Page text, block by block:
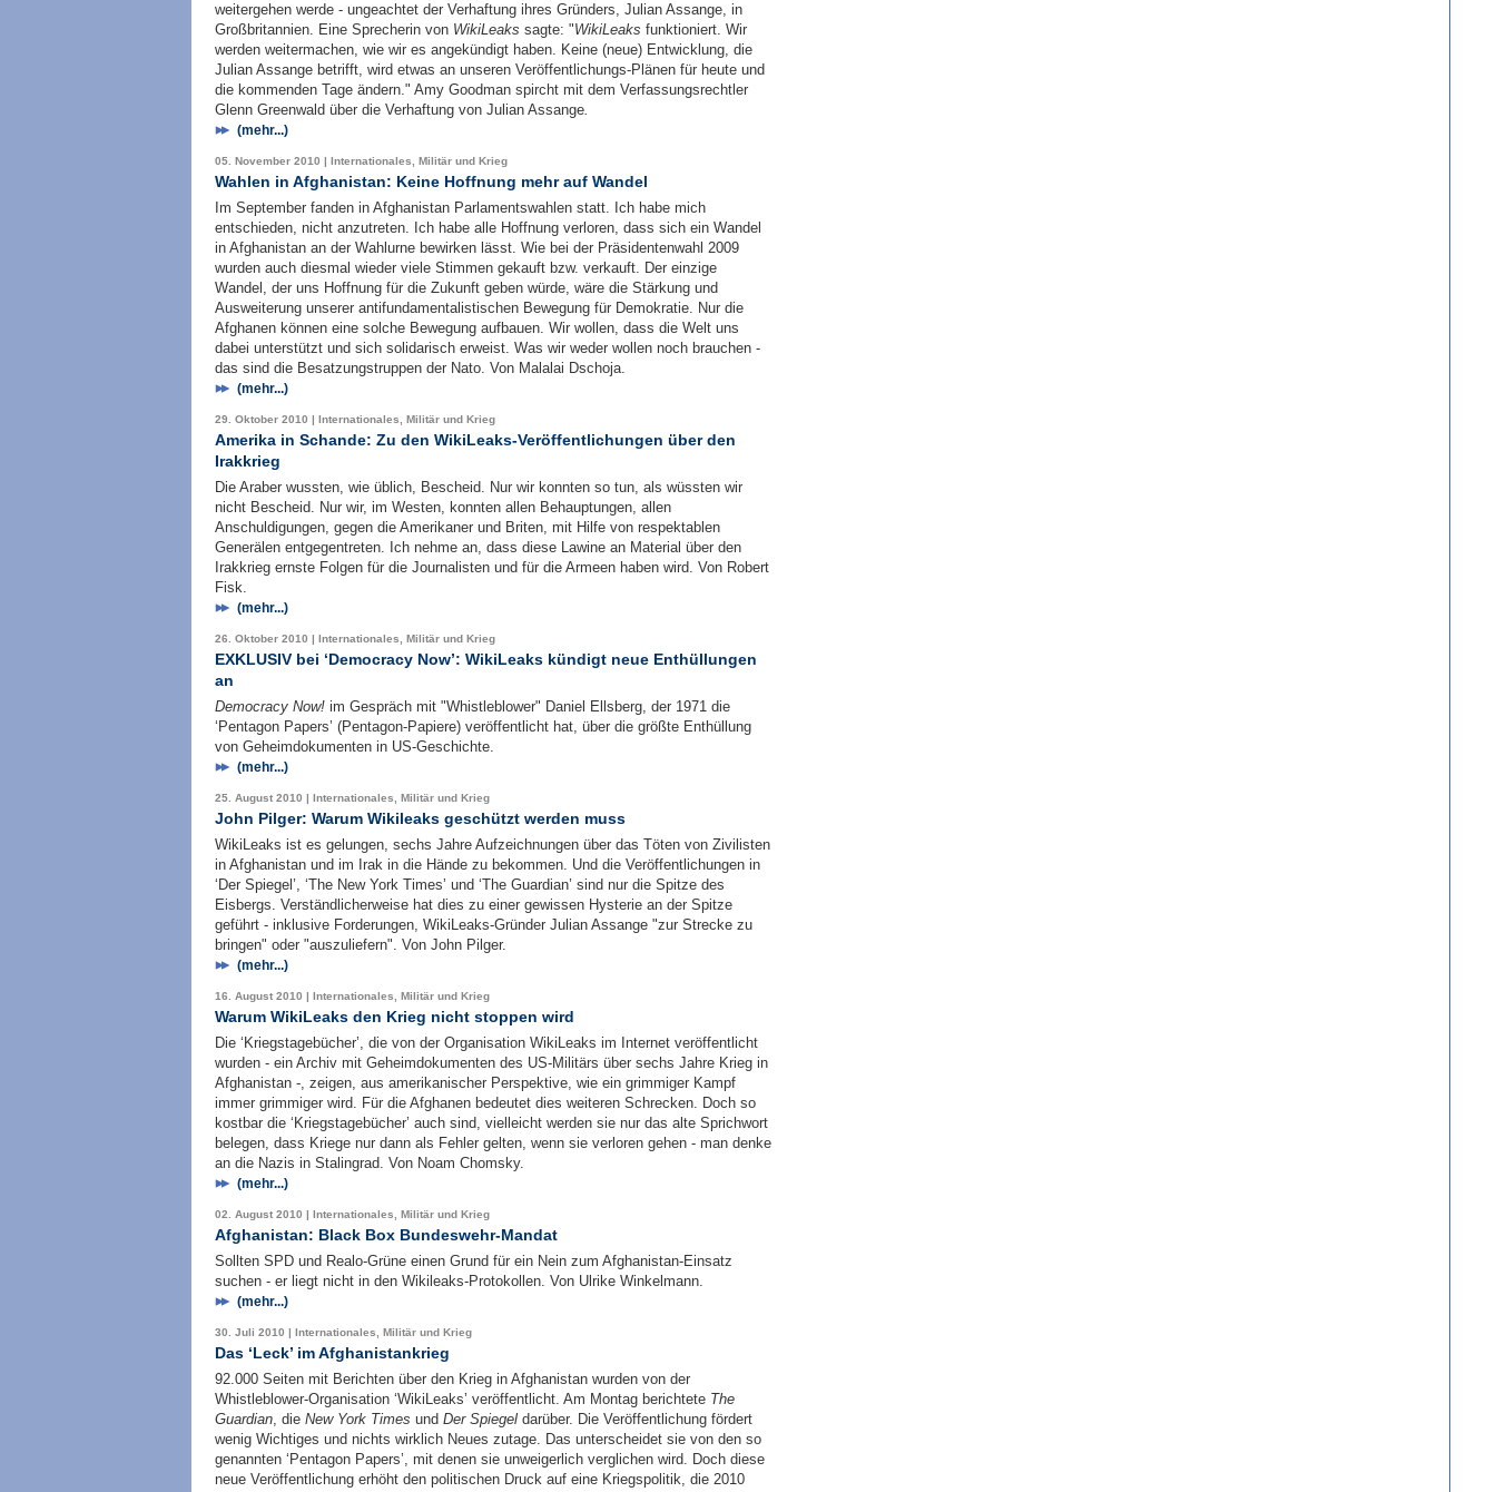
weitergehen werde - ungeachtet der Verhaftung ihres Gründers, Julian Assange, in
Großbritannien. Eine Sprecherin von WikiLeaks sagte: "WikiLeaks funktioniert. Wir
werden weitermachen, wie wir es angekündigt haben. Keine (neue) Entwicklung, die
Julian Assange betrifft, wird etwas an unseren Veröffentlichungs-Plänen für heute und
die kommenden Tage ändern." Amy Goodman spircht mit dem Verfassungsrechtler
Glenn Greenwald über die Verhaftung von Julian Assange.
(mehr...)
05. November 2010 | Internationales, Militär und Krieg
Wahlen in Afghanistan: Keine Hoffnung mehr auf Wandel
Im September fanden in Afghanistan Parlamentswahlen statt. Ich habe mich
entschieden, nicht anzutreten. Ich habe alle Hoffnung verloren, dass sich ein Wandel
in Afghanistan an der Wahlurne bewirken lässt. Wie bei der Präsidentenwahl 2009
wurden auch diesmal wieder viele Stimmen gekauft bzw. verkauft. Der einzige
Wandel, der uns Hoffnung für die Zukunft geben würde, wäre die Stärkung und
Ausweiterung unserer antifundamentalistischen Bewegung für Demokratie. Nur die
Afghanen können eine solche Bewegung aufbauen. Wir wollen, dass die Welt uns
dabei unterstützt und sich solidarisch erweist. Was wir weder wollen noch brauchen -
das sind die Besatzungstruppen der Nato. Von Malalai Dschoja.
(mehr...)
29. Oktober 2010 | Internationales, Militär und Krieg
Amerika in Schande: Zu den WikiLeaks-Veröffentlichungen über den
Irakkrieg
Die Araber wussten, wie üblich, Bescheid. Nur wir konnten so tun, als wüssten wir
nicht Bescheid. Nur wir, im Westen, konnten allen Behauptungen, allen
Anschuldigungen, gegen die Amerikaner und Briten, mit Hilfe von respektablen
Generälen entgegentreten. Ich nehme an, dass diese Lawine an Material über den
Irakkrieg ernste Folgen für die Journalisten und für die Armeen haben wird. Von Robert
Fisk.
(mehr...)
26. Oktober 2010 | Internationales, Militär und Krieg
EXKLUSIV bei ‘Democracy Now’: WikiLeaks kündigt neue Enthüllungen
an
Democracy Now! im Gespräch mit "Whistleblower" Daniel Ellsberg, der 1971 die
‘Pentagon Papers’ (Pentagon-Papiere) veröffentlicht hat, über die größte Enthüllung
von Geheimdokumenten in US-Geschichte.
(mehr...)
25. August 2010 | Internationales, Militär und Krieg
John Pilger: Warum Wikileaks geschützt werden muss
WikiLeaks ist es gelungen, sechs Jahre Aufzeichnungen über das Töten von Zivilisten
in Afghanistan und im Irak in die Hände zu bekommen. Und die Veröffentlichungen in
‘Der Spiegel’, ‘The New York Times’ und ‘The Guardian’ sind nur die Spitze des
Eisbergs. Verständlicherweise hat dies zu einer gewissen Hysterie an der Spitze
geführt - inklusive Forderungen, WikiLeaks-Gründer Julian Assange "zur Strecke zu
bringen" oder "auszuliefern". Von John Pilger.
(mehr...)
16. August 2010 | Internationales, Militär und Krieg
Warum WikiLeaks den Krieg nicht stoppen wird
Die ‘Kriegstagebücher’, die von der Organisation WikiLeaks im Internet veröffentlicht
wurden - ein Archiv mit Geheimdokumenten des US-Militärs über sechs Jahre Krieg in
Afghanistan -, zeigen, aus amerikanischer Perspektive, wie ein grimmiger Kampf
immer grimmiger wird. Für die Afghanen bedeutet dies weiteren Schrecken. Doch so
kostbar die ‘Kriegstagebücher’ auch sind, vielleicht werden sie nur das alte Sprichwort
belegen, dass Kriege nur dann als Fehler gelten, wenn sie verloren gehen - man denke
an die Nazis in Stalingrad. Von Noam Chomsky.
(mehr...)
02. August 2010 | Internationales, Militär und Krieg
Afghanistan: Black Box Bundeswehr-Mandat
Sollten SPD und Realo-Grüne einen Grund für ein Nein zum Afghanistan-Einsatz
suchen - er liegt nicht in den Wikileaks-Protokollen. Von Ulrike Winkelmann.
(mehr...)
30. Juli 2010 | Internationales, Militär und Krieg
Das ‘Leck’ im Afghanistankrieg
92.000 Seiten mit Berichten über den Krieg in Afghanistan wurden von der
Whistleblower-Organisation ‘WikiLeaks’ veröffentlicht. Am Montag berichtete The
Guardian, die New York Times und Der Spiegel darüber. Die Veröffentlichung fördert
wenig Wichtiges und nichts wirklich Neues zutage. Das unterscheidet sie von den so
genannten ‘Pentagon Papers’, mit denen sie unweigerlich verglichen wird. Doch diese
neue Veröffentlichung erhöht den politischen Druck auf eine Kriegspolitik, die 2010